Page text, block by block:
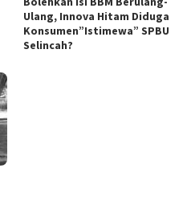
Ulang, Innova Hitam Diduga
Konsumen”Istimewa” SPBU
Selincah?